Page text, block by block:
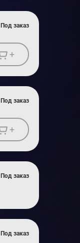
Под заказ
+
Под заказ
+
Под заказ
Под заказ